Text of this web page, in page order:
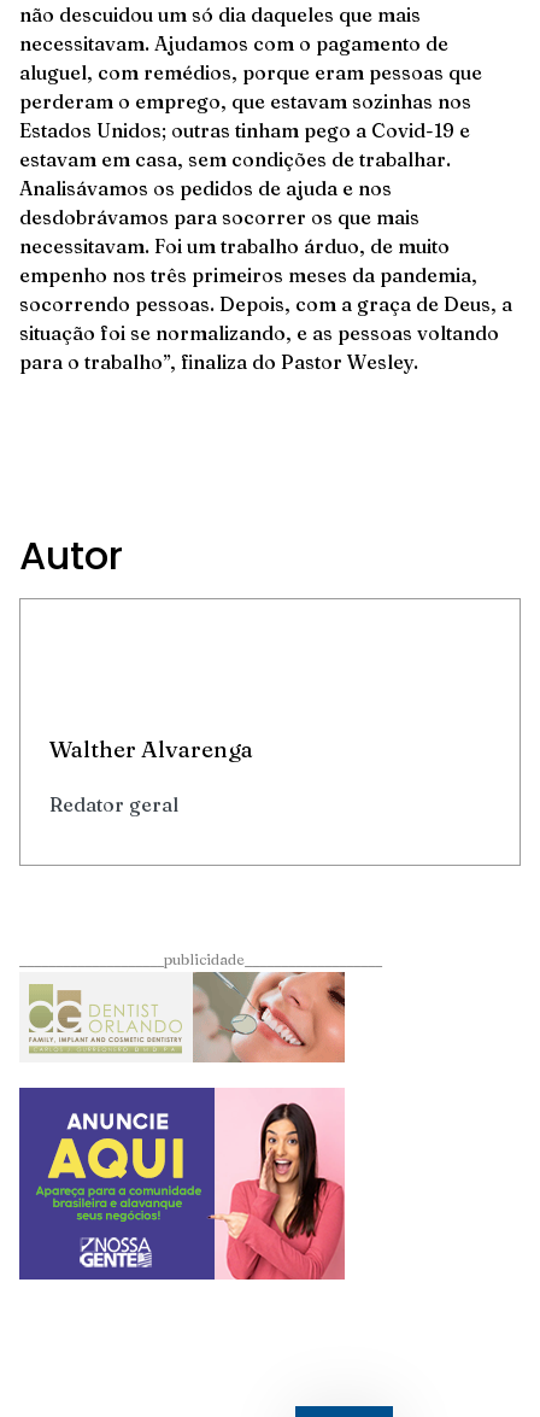
não descuidou um só dia daqueles que mais
necessitavam. Ajudamos com o pagamento de
aluguel, com remédios, porque eram pessoas que
perderam o emprego, que estavam sozinhas nos
Estados Unidos; outras tinham pego a Covid-19 e
estavam em casa, sem condições de trabalhar.
Analisávamos os pedidos de ajuda e nos
desdobrávamos para socorrer os que mais
necessitavam. Foi um trabalho árduo, de muito
empenho nos três primeiros meses da pandemia,
socorrendo pessoas. Depois, com a graça de Deus, a
situação foi se normalizando, e as pessoas voltando
para o trabalho”, finaliza do Pastor Wesley.
Autor
Walther Alvarenga
Redator geral
____________________publicidade___________________